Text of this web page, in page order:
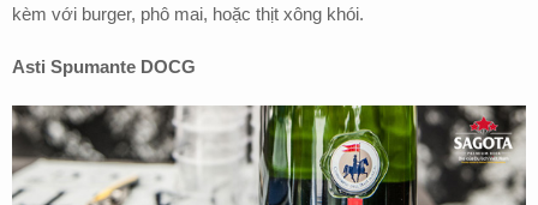
kèm với burger, phô mai, hoặc thịt xông khói.
Asti Spumante DOCG